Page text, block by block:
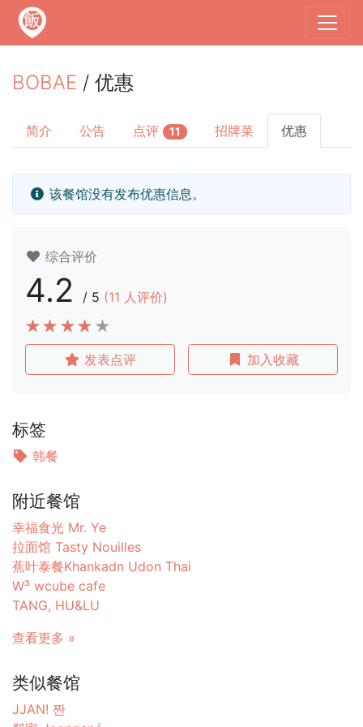
BOBAE / 优惠
简介 公告 点评 11 招牌菜 优惠
该餐馆没有发布优惠信息。
综合评价
4.2 / 5 (11 人评价)
发表点评 加入收藏
标签
韩餐
附近餐馆
幸福食光 Mr. Ye
拉面馆 Tasty Nouilles
蕉叶泰餐Khankadn Udon Thai
W³ wcube cafe
TANG, HU&LU
查看更多 »
类似餐馆
JJAN! 짠